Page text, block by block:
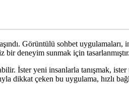
Görüntülü sohbet
bir deneyim sunmak için tasarlanmıştır.
İster yeni insanlarla tanışmak,
dikkat çeken bu uygulama, hızlı